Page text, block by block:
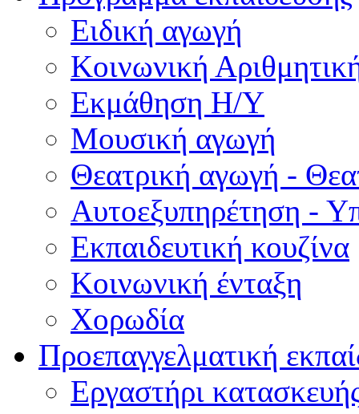
Ειδική αγωγή
Κοινωνική
Εκμάθηση Η/Υ
Μουσική αγωγή
Θεατρική αγωγή -
Αυτοεξυπηρέτηση -
Εκπαιδευτική κουζίνα
Κοινωνική ένταξη
Χορωδία
Προεπαγγελματική
Εργαστήρι